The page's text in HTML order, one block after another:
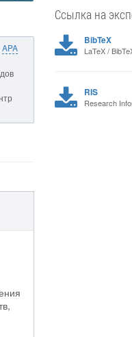
APA
Ссылка на
BibTeX
LaTeX /
RIS
Research